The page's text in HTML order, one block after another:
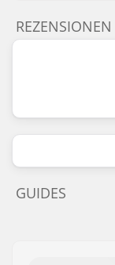
REZENSIONEN
GUIDES